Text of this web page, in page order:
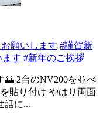
願いします #謹賀新
ます #新年のご挨拶
🌅 2台のNV200を並べ
貼り付け やはり両面
話に...